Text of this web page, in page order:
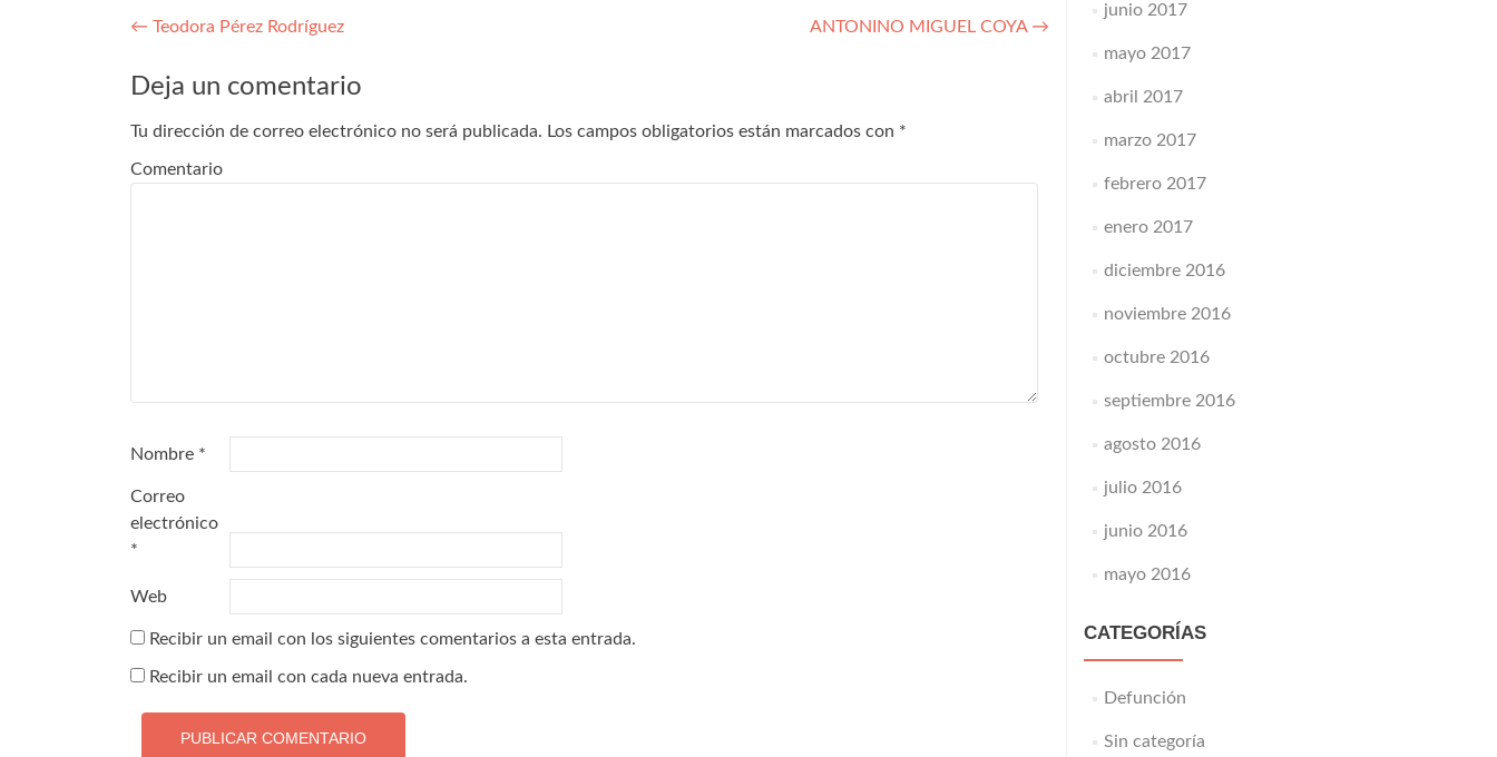
Navegación
de
entradas
← Teodora Pérez Rodríguez ANTONINO MIGUEL COYA →
Deja un comentario
Tu dirección de correo electrónico no será publicada. Los campos obligatorios están marcados con *
Comentario
Nombre *
Correo
electrónico
*
Web
Recibir un email con los siguientes comentarios a esta entrada.
Recibir un email con cada nueva entrada.
junio 2017
mayo 2017
abril 2017
marzo 2017
febrero 2017
enero 2017
diciembre 2016
noviembre 2016
octubre 2016
septiembre 2016
agosto 2016
julio 2016
junio 2016
mayo 2016
CATEGORÍAS
Defunción
Sin categoría